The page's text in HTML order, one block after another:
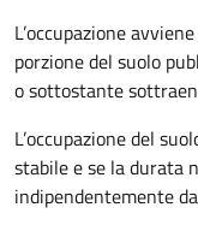
L’occupazione
porzione del suolo
o sottostante
L’occupazione del
stabile e se la durata
indipendentemente